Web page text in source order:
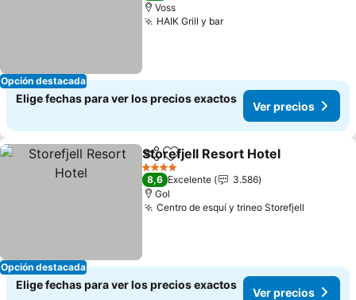
Opción destacada
Voss
HAIK Grill y bar
Elige fechas para ver los precios exactos
Ver precios
Opción destacada
CompartirAgregar a favoritos
Storefjell Resort Hotel
4 Estrellas
8,6 Excelente
3.586
Gol
Centro de esquí y trineo Storefjell
Elige fechas para ver los precios exactos
Ver precios